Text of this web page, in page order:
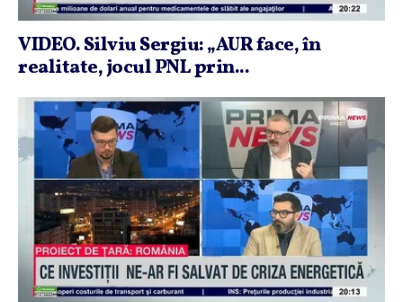
VIDEO. Silviu Sergiu: „AUR face, în
realitate, jocul PNL prin...